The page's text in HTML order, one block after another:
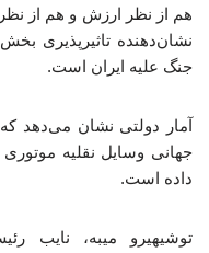
نشان‌دهنده تاثیرپذیری
جنگ علیه ایران است.
داده است.
توشیهیرو میبه، نایب